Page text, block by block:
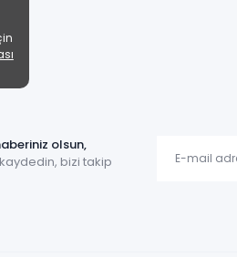
olsun,
bizi takip